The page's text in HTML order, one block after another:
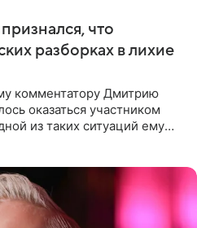
что
разборках в лихие
комментатору Дмитрию
оказаться участником
из таких ситуаций ему